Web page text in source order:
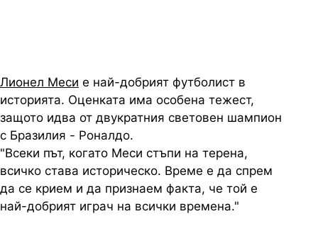
Лионел Меси е най-добрият футболист в
историята. Оценката има особена тежест,
защото идва от двукратния световен шампион
с Бразилия - Роналдо.
"Всеки път, когато Меси стъпи на терена,
всичко става историческо. Време е да спрем
да се крием и да признаем факта, че той е
най-добрият играч на всички времена."